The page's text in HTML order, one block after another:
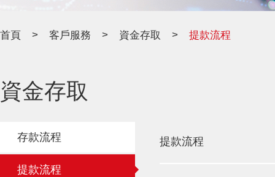
首頁 > 客戶服務 > 資金存取 > 提款流程
資金存取
存款流程
提款流程
提款流程